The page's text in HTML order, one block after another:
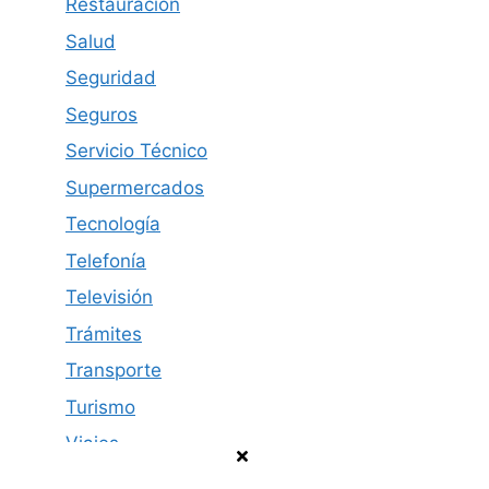
Restauración
Salud
Seguridad
Seguros
Servicio Técnico
Supermercados
Tecnología
Telefonía
Televisión
Trámites
Transporte
Turismo
Viajes